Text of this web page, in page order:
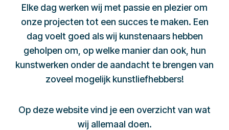
Elke dag werken wij met passie en plezier om
onze projecten tot een succes te maken. Een
dag voelt goed als wij kunstenaars hebben
geholpen om, op welke manier dan ook, hun
kunstwerken onder de aandacht te brengen van
zoveel mogelijk kunstliefhebbers!
Op deze website vind je een overzicht van wat
wij allemaal doen.